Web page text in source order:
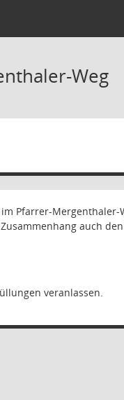
Weg
Pfarrer-Mergenthaler-
auch
veranlassen.